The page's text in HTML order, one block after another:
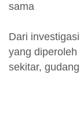
sama
Dari
yang
sekitar,